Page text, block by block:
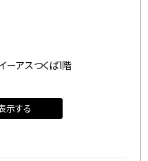
アスつくば1階
示する